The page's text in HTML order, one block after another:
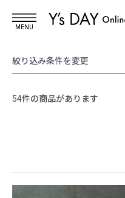
MENU
絞り込み条件を変更
54件の商品があります